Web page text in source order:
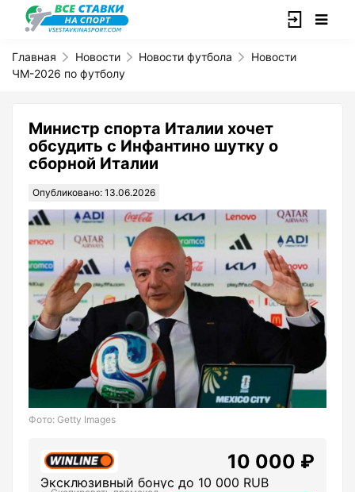
Главная Новости Новости футбола
Новости
ЧМ-2026 по футболу
Министр спорта Италии хочет
обсудить с Инфантино шутку о
сборной Италии
Опубликовано: 13.06.2026
Фото: Getty Images
10 000 ₽
Эксклюзивный бонус до 10 000 RUB